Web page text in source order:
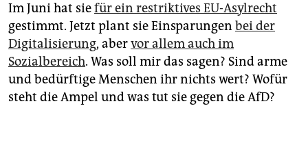
Im Juni hat siefür ein restriktives EU-Asylrecht
gestimmt. Jetzt plant sie Einsparungen bei der
Digitalisierung, abervor allem auch im
Sozialbereich. Was soll mir das sagen? Sind arme
und bedürftige Menschen ihr nichts wert? Wofür
steht die Ampel und was tut sie gegen die AfD?